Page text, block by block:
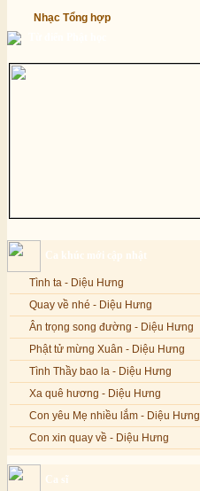
Nhạc Tổng hợp
Ca khúc mới cập nhật
Tình ta - Diệu Hưng
Quay về nhé - Diệu Hưng
Ân trọng song đường - Diệu Hưng
Phật tử mừng Xuân - Diệu Hưng
Tình Thầy bao la - Diệu Hưng
Xa quê hương - Diệu Hưng
Con yêu Mẹ nhiều lắm - Diệu Hưng
Con xin quay về - Diệu Hưng
Nếu xa Phật - Diệu Hưng
Ca sĩ